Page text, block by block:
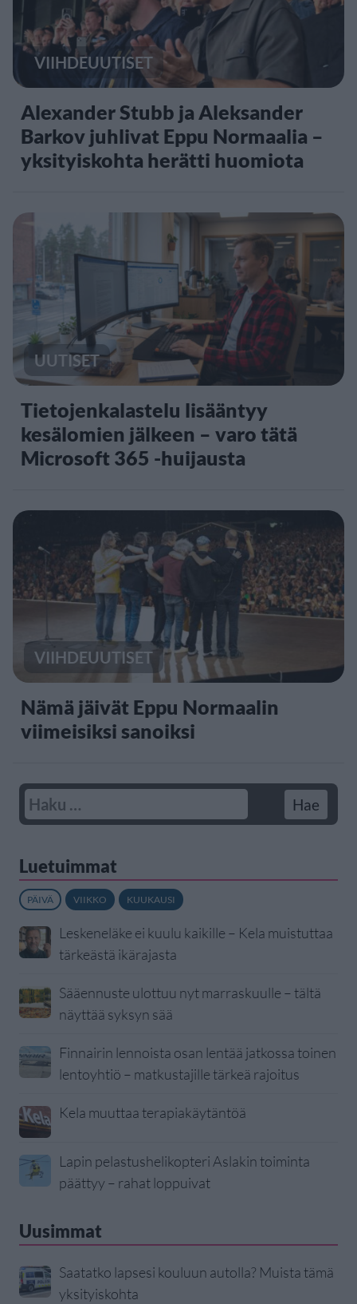
VIIHDEUUTISET
Alexander Stubb ja Aleksander
Barkov juhlivat Eppu Normaalia –
yksityiskohta herätti huomiota
UUTISET
Tietojenkalastelu lisääntyy
kesälomien jälkeen – varo tätä
Microsoft 365 -huijausta
VIIHDEUUTISET
Nämä jäivät Eppu Normaalin
viimeisiksi sanoiksi
Luetuimmat
PÄIVÄ VIIKKO KUUKAUSI
Leskeneläke ei kuulu kaikille – Kela muistuttaa
tärkeästä ikärajasta
Sääennuste ulottuu nyt marraskuulle – tältä
näyttää syksyn sää
Finnairin lennoista osan lentää jatkossa toinen
lentoyhtiö – matkustajille tärkeä rajoitus
Kela muuttaa terapiakäytäntöä
Lapin pelastushelikopteri Aslakin toiminta
päättyy – rahat loppuivat
Uusimmat
Saatatko lapsesi kouluun autolla? Muista tämä
yksityiskohta